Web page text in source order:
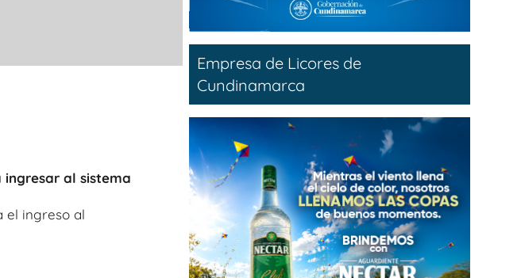
al sistema
el ingreso al
Empresa de Licores de
Cundinamarca